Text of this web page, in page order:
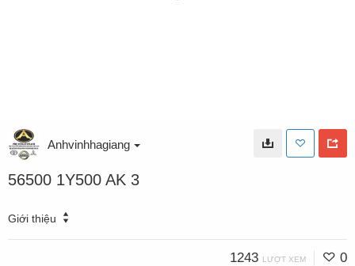
Anhvinhhagiang
56500 1Y500 AK 3
Giới thiệu
1243 LƯỢT XEM 0